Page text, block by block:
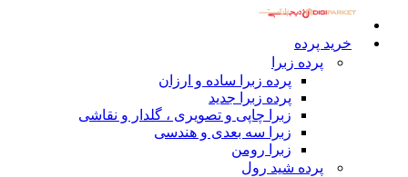
خرید پرده
پرده زبرا
پرده زبرا ساده و ارزان
پرده زبرا جدید
زبرا چاپی و تصویری ، گلدار و نقاشی
زبرا سه بعدی و هندسی
زبرا رومن
پرده شید رول